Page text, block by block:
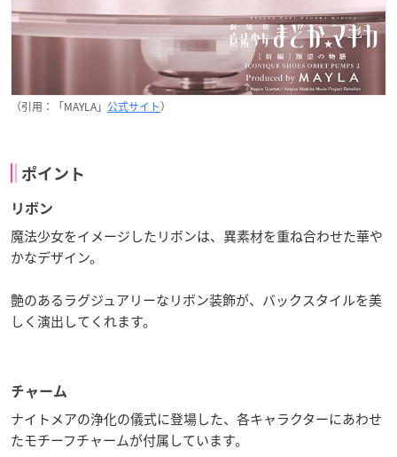
（引用：「MAYLA」 公式サイト）
ポイント
リボン
魔法少女をイメージしたリボンは、異素材を重ね合わせた華や
かなデザイン。
艶のあるラグジュアリーなリボン装飾が、バックスタイルを美
しく演出してくれます。
チャーム
ナイトメアの浄化の儀式に登場した、各キャラクターにあわせ
たモチーフチャームが付属しています。